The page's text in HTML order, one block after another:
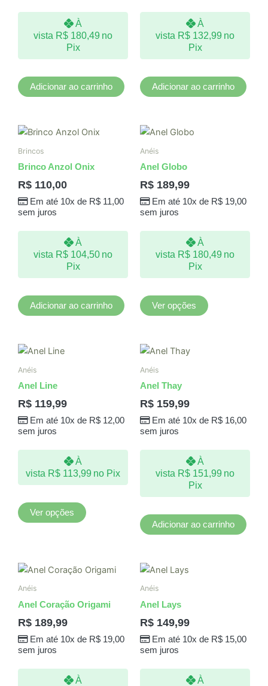
À
vista R$180,49 no
Pix
Adicionar ao carrinho
À
vista R$132,99 no
Pix
Adicionar ao carrinho
Brincos
Brinco Anzol Onix
R$ 110,00
Em até 10x de R$11,00
sem juros
À
vista R$104,50 no
Pix
Adicionar ao carrinho
Anéis
Anel Globo
R$ 189,99
Em até 10x de R$19,00
sem juros
À
vista R$180,49 no
Pix
Ver opções
As
podem
escolhidas
do
Anéis
Anel Line
R$ 119,99
Em até 10x de R$12,00
sem juros
À
vista R$113,99 no Pix
Ver opções
As
podem
escolhidas
página
Anéis
Anel Thay
R$ 159,99
Em até 10x de R$16,00
sem juros
À
vista R$151,99 no
Pix
Adicionar ao carrinho
Anéis
Anel Coração Origami
R$ 189,99
Em até 10x de R$19,00
sem juros
À
Anéis
Anel Lays
R$ 149,99
Em até 10x de R$15,00
sem juros
À